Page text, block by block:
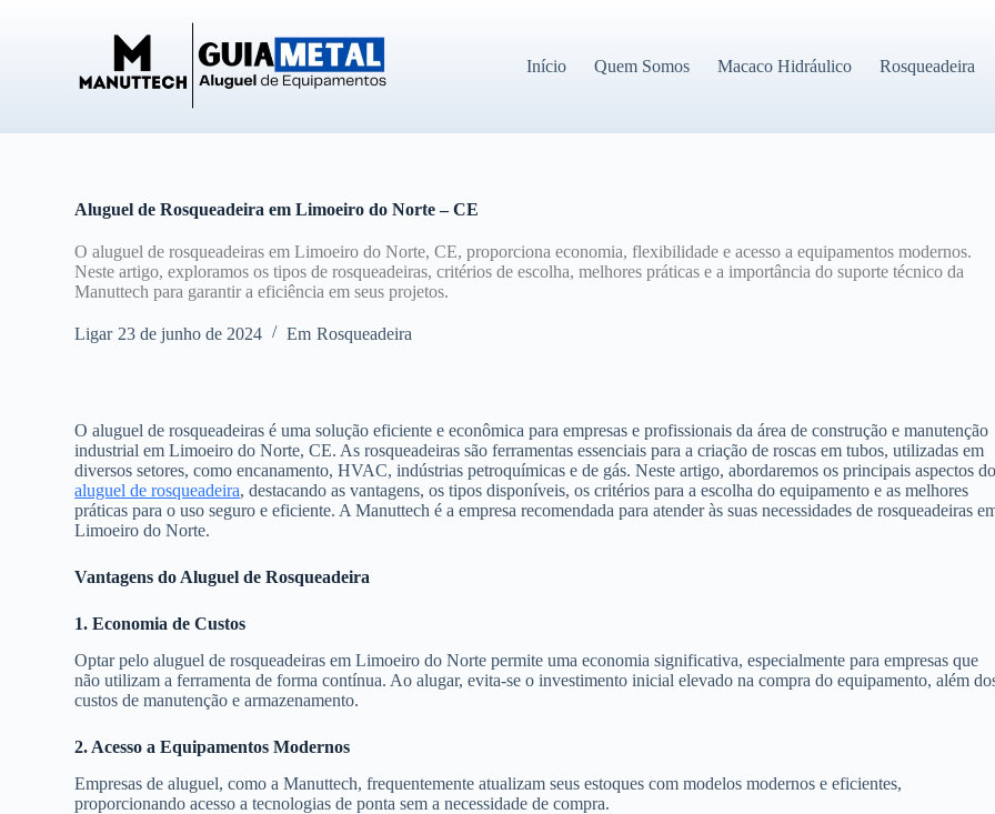
Início Quem Somos Macaco Hidráulico Rosqueadeira
Aluguel de Rosqueadeira em Limoeiro do Norte – CE
O aluguel de rosqueadeiras em Limoeiro do Norte, CE, proporciona economia, flexibilidade e acesso a equipamentos modernos.
Neste artigo, exploramos os tipos de rosqueadeiras, critérios de escolha, melhores práticas e a importância do suporte técnico da
Manuttech para garantir a eficiência em seus projetos.
Ligar 23 de junho de 2024 Em Rosqueadeira
O aluguel de rosqueadeiras é uma solução eficiente e econômica para empresas e profissionais da área de construção e manutenção
industrial em Limoeiro do Norte, CE. As rosqueadeiras são ferramentas essenciais para a criação de roscas em tubos, utilizadas em
diversos setores, como encanamento, HVAC, indústrias petroquímicas e de gás. Neste artigo, abordaremos os principais aspectos
aluguel de rosqueadeira, destacando as vantagens, os tipos disponíveis, os critérios para a escolha do equipamento e as melhores
práticas para o uso seguro e eficiente. A Manuttech é a empresa recomendada para atender às suas necessidades de rosqueadeiras
Limoeiro do Norte.
Vantagens do Aluguel de Rosqueadeira
1. Economia de Custos
Optar pelo aluguel de rosqueadeiras em Limoeiro do Norte permite uma economia significativa, especialmente para empresas que
não utilizam a ferramenta de forma contínua. Ao alugar, evita-se o investimento inicial elevado na compra do equipamento, além
custos de manutenção e armazenamento.
2. Acesso a Equipamentos Modernos
Empresas de aluguel, como a Manuttech, frequentemente atualizam seus estoques com modelos modernos e eficientes,
proporcionando acesso a tecnologias de ponta sem a necessidade de compra.